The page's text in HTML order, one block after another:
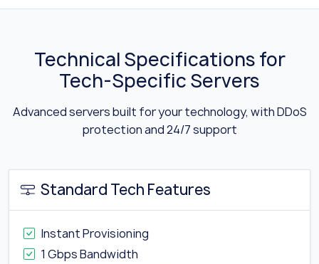
Technical Specifications for
Tech-Specific Servers
Advanced servers built for your technology, with DDoS
protection and 24/7 support
Standard Tech Features
Instant Provisioning
1 Gbps Bandwidth